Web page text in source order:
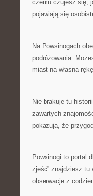
czemu czujesz się,
pojawiają się
Na Powsinogach
podróżowania.
miast na własną
Nie brakuje tu
zawartych
pokazują, że
Powsinogi to portal
zjeść” znajdziesz tu
obserwacje z